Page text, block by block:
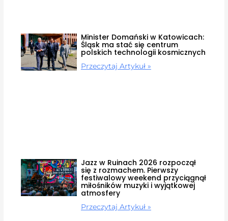
Minister Domański w Katowicach:
Śląsk ma stać się centrum
polskich technologii kosmicznych
Przeczytaj Artykuł »
Jazz w Ruinach 2026 rozpoczął
się z rozmachem. Pierwszy
festiwalowy weekend przyciągnął
miłośników muzyki i wyjątkowej
atmosfery
Przeczytaj Artykuł »